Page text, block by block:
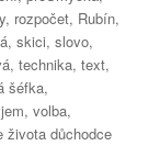
, rozpočet, Rubín,
,skici,slovo,
,technika,text,
šéfka,
,volba,
života důchodce